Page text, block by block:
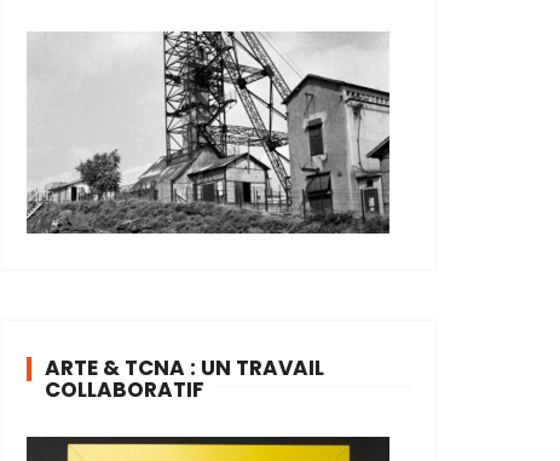
ARTE & TCNA : UN TRAVAIL
COLLABORATIF